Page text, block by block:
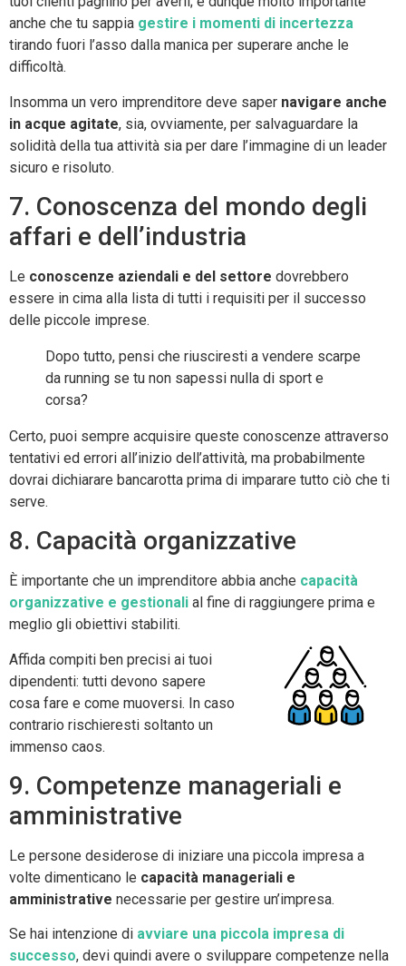
anche che tu sappia gestire i momenti di incertezza
tirando fuori l’asso dalla manica per superare anche le
difficoltà.
Insomma un vero imprenditore deve saper navigare anche
in acque agitate, sia, ovviamente, per salvaguardare la
solidità della tua attività sia per dare l’immagine di un leader
sicuro e risoluto.
7. Conoscenza del mondo degli
affari e dell’industria
Le conoscenze aziendali e del settore dovrebbero
essere in cima alla lista di tutti i requisiti per il successo
delle piccole imprese.
Dopo tutto, pensi che riusciresti a vendere scarpe
da running se tu non sapessi nulla di sport e
corsa?
Certo, puoi sempre acquisire queste conoscenze attraverso
tentativi ed errori all’inizio dell’attività, ma probabilmente
dovrai dichiarare bancarotta prima di imparare tutto ciò che ti
serve.
8. Capacità organizzative
È importante che un imprenditore abbia anche capacità
organizzative e gestionali al fine di raggiungere prima e
meglio gli obiettivi stabiliti.
Affida compiti ben precisi ai tuoi
dipendenti: tutti devono sapere
cosa fare e come muoversi. In caso
contrario rischieresti soltanto un
immenso caos.
9. Competenze manageriali e
amministrative
Le persone desiderose di iniziare una piccola impresa a
volte dimenticano le capacità manageriali e
amministrative necessarie per gestire un’impresa.
Se hai intenzione di avviare una piccola impresa di
successo, devi quindi avere o sviluppare competenze nella